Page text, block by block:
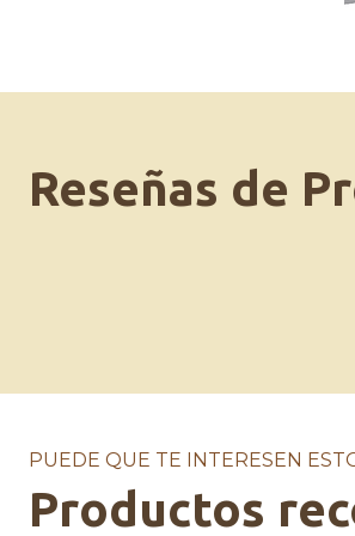
Reseñas de
PUEDE QUE TE INTERESEN
Productos